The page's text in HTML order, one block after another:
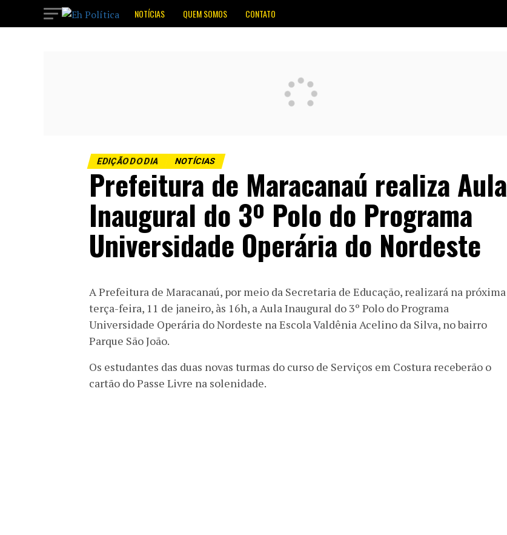
NOTÍCIAS QUEM SOMOS CONTATO
EDIÇÃO DO DIA NOTÍCIAS
Prefeitura de Maracanaú realiza Aula
Inaugural do 3º Polo do Programa
Universidade Operária do Nordeste
A Prefeitura de Maracanaú, por meio da Secretaria de Educação, realizará na próxima
terça-feira, 11 de janeiro, às 16h, a Aula Inaugural do 3º Polo do Programa
Universidade Operária do Nordeste na Escola Valdênia Acelino da Silva, no bairro
Parque São João.
Os estudantes das duas novas turmas do curso de Serviços em Costura receberão o
cartão do Passe Livre na solenidade.